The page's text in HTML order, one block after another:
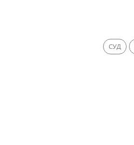
СУД